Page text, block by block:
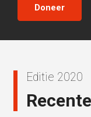
Editie 2020